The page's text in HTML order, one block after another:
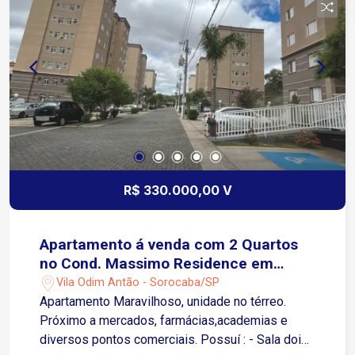
R$ 330.000,00 V
Apartamento á venda com 2 Quartos
no Cond. Massimo Residence em
Sorocaba-SP
Vila Odim Antão - Sorocaba/SP
Apartamento Maravilhoso, unidade no térreo.
Próximo a mercados, farmácias,academias e
diversos pontos comerciais. Possuí : - Sala dois